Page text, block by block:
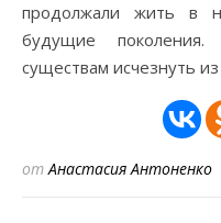
продолжали жить в
будущие
существам исчезнуть
отАнастасия Антоненко